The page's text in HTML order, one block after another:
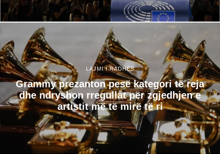
LAJMI I RADHËS
Grammy prezanton pesë kategori të reja
dhe ndryshon rregullat për zgjedhjen e
artistit më të mirë të ri